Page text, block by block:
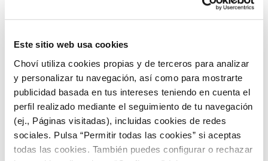
Este sitio web usa cookies
Choví utiliza cookies propias y de terceros para analizar
y personalizar tu navegación, así como para mostrarte
publicidad basada en tus intereses teniendo en cuenta el
perfil realizado mediante el seguimiento de tu navegación
(ej., Páginas visitadas), incluidas cookies de redes
sociales. Pulsa “Permitir todas las cookies” si aceptas
todas las cookies. También puedes configurar o rechazar
Para hacer el huevo poché lo primero que se tiene
pequeña. Para conseguir la forma perfecta del huevo
plástico por dentro, viertes el huevo y creas una
bolsita con el film. Para que no se te habrá puede
hacer un nudo con un hilo. Viertes la bolsita en el
agua hirviendo durante un minuto y el huevo poché
ya estará listo.
Coloca sobre un plato la tosta de pan.
Unta el alioli de aguacate en abundancia.
Pon encima el huevo poché.